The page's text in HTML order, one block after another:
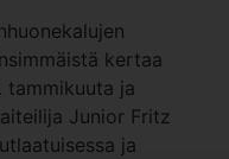
kertaa
tammikuuta ja
Junior Fritz
ja